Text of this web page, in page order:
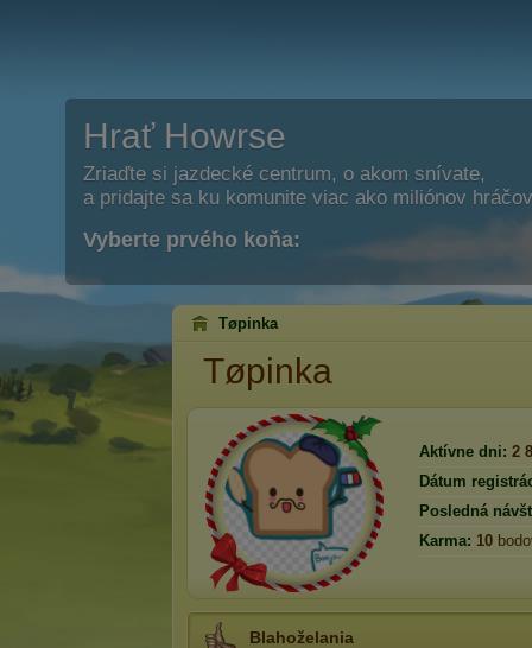
Hrať Howrse
Zriaďte si jazdecké centrum, o akom snívate,
a pridajte sa ku komunite viac ako miliónov
Vyberte prvého koňa:
Tøpinka
Tøpinka
Aktívne dni: 2
Dátum
Posledná
Karma: 10
Blahoželania